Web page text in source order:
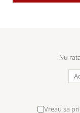
Nu
Vreau sa